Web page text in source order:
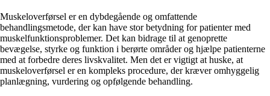
Muskeloverførsel er en dybdegående og omfattende
behandlingsmetode, der kan have stor betydning for patienter med
muskelfunktionsproblemer. Det kan bidrage til at genoprette
bevægelse, styrke og funktion i berørte områder og hjælpe patienterne
med at forbedre deres livskvalitet. Men det er vigtigt at huske, at
muskeloverførsel er en kompleks procedure, der kræver omhyggelig
planlægning, vurdering og opfølgende behandling.